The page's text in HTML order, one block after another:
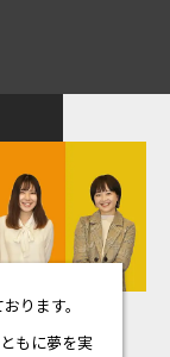
ります。
もに夢を実